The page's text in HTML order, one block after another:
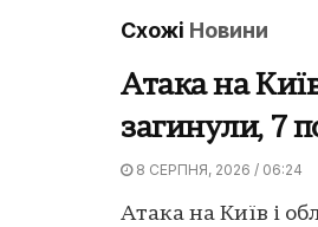
Схожі Новини
Атака на
загинули, 7
8 СЕРПНЯ, 2026 / 06:24
Атака на Київ і